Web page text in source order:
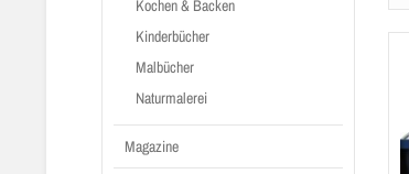
Kochen & Backen
Kinderbücher
Malbücher
Naturmalerei
Magazine